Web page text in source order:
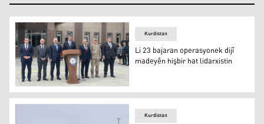
Li 23 bajaran operasyonek dijî madeyên hişbir hat
Kurdistan
Li 23 bajaran operasyonek dijî
madeyên hişbir hat lidarxistin
Kurdistan